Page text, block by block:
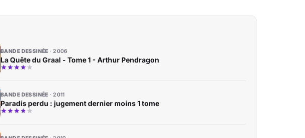
BANDE DESSINÉE 2006
La Quête du Graal - Tome 1 - Arthur Pendragon
BANDE DESSINÉE 2011
Paradis perdu : jugement dernier moins 1 tome